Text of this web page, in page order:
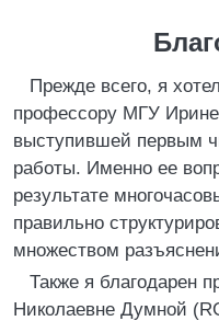
Прежде всего, я
профессору МГУ
выступившей первым
работы. Именно ее
результате
правильно
множеством
Также я благодарен
Николаевне Думной